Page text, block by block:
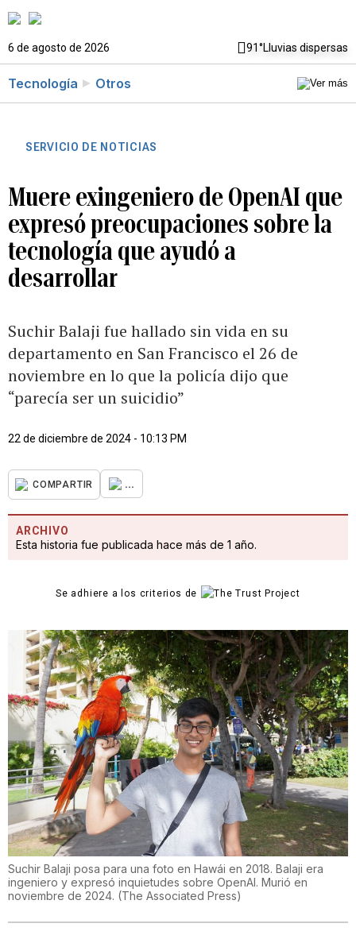
6 de agosto de 2026 91°Lluvias dispersas
Tecnología Otros
SERVICIO DE NOTICIAS
Muere exingeniero de OpenAI que
expresó preocupaciones sobre la
tecnología que ayudó a
desarrollar
Suchir Balaji fue hallado sin vida en su
departamento en San Francisco el 26 de
noviembre en lo que la policía dijo que
“parecía ser un suicidio”
22 de diciembre de 2024 - 10:13 PM
COMPARTIR ...
ARCHIVO
Esta historia fue publicada hace más de 1 año.
Se adhiere a los criterios de
Suchir Balaji posa para una foto en Hawái en 2018. Balaji era
ingeniero y expresó inquietudes sobre OpenAI. Murió en
noviembre de 2024. (The Associated Press)